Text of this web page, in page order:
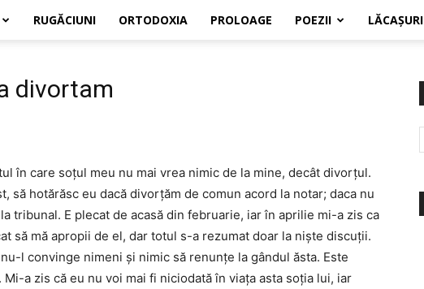
RUGĂCIUNI ORTODOXIA PROLOAGE POEZII LĂCAŞURI
divortam
în care soțul meu nu mai vrea nimic de la mine, decât divorțul.
să hotărăsc eu dacă divorțăm de comun acord la notar; daca nu
tribunal. E plecat de acasă din februarie, iar în aprilie mi-a zis ca
să mă apropii de el, dar totul s-a rezumat doar la niște discuții.
l convinge nimeni și nimic să renunțe la gândul ăsta. Este
a zis că eu nu voi mai fi niciodată în viața asta soția lui, iar